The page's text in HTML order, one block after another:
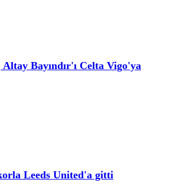
Bayındır'ı Celta Vigo'ya
Leeds United'a gitti